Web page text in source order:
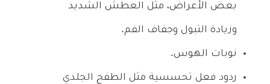
بعض الأعراض، مثل العطش الشديد
وزيادة التبول وجفاف الفم.
نوبات الهوس.
ردود فعل تحسسية مثل الطفح الجلدي